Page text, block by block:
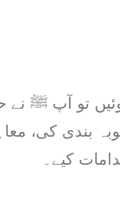
تو آپ ﷺ نے
بندی کی،
کیے۔